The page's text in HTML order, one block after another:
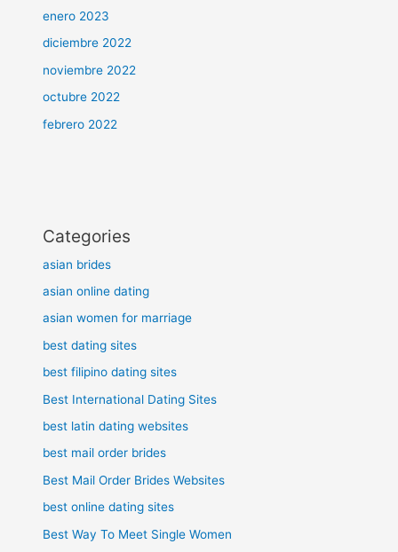
enero 2023
diciembre 2022
noviembre 2022
octubre 2022
febrero 2022
Categories
asian brides
asian online dating
asian women for marriage
best dating sites
best filipino dating sites
Best International Dating Sites
best latin dating websites
best mail order brides
Best Mail Order Brides Websites
best online dating sites
Best Way To Meet Single Women